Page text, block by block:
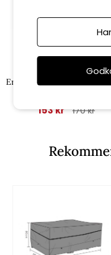
Erpe sittdyna 46x46 cm -
153 kr 170 kr